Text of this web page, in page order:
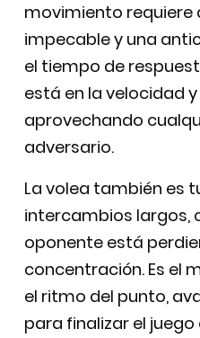
movimiento requiere
impecable y una
el tiempo de
está en la velocidad
aprovechando
adversario.
La volea también es
intercambios largos,
oponente está
concentración. Es el
el ritmo del punto,
para finalizar el